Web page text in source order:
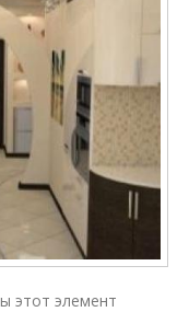
этот элемент